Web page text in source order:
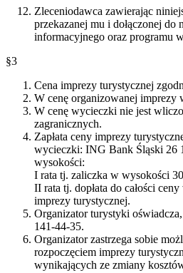
Zleceniodawca zawierając
przekazanej mu i dołączonej
informacyjnego oraz programu
§3
Cena imprezy turystycznej
W cenę organizowanej imprezy
W cenę wycieczki nie jest
zagranicznych.
Zapłata ceny imprezy
wycieczki: ING Bank Śląski 26
wysokości:
I rata tj. zaliczka w wysokości
II rata tj. dopłata do całości
imprezy turystycznej.
Organizator turystyki
141-44-35.
Organizator zastrzega sobie
rozpoczęciem imprezy
wynikających ze zmiany